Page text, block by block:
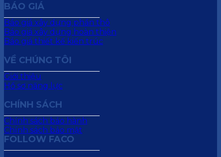
BÁO GIÁ
Báo giá xây dựng phần thô
Báo giá xây dựng hoàn thiện
Báo giá thiết kế kiến trúc
VỀ CHÚNG TÔI
Giới thiệu
Hồ sơ năng lực
CHÍNH SÁCH
Chính sách bảo hành
Chính sách bảo mật
FOLLOW FACO